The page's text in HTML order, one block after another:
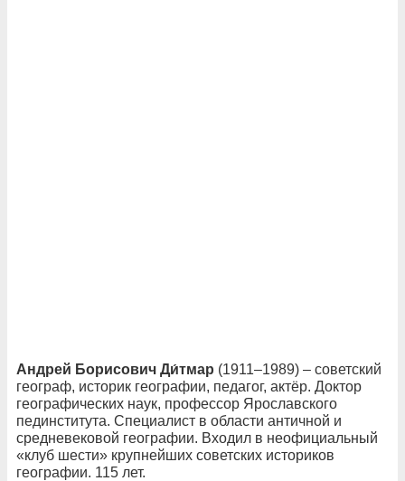
Андрей Борисович Ди́тмар (1911–1989) – советский
географ, историк географии, педагог, актёр. Доктор
географических наук, профессор Ярославского
пединститута. Специалист в области античной и
средневековой географии. Входил в неофициальный
«клуб шести» крупнейших советских историков
географии. 115 лет.